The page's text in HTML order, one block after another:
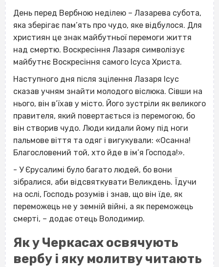
День перед Вербною неділею – Лазарева субота,
яка зберігає пам’ять про чудо, яке відбулося. Для
християн це знак майбутньої перемоги життя
над смертю. Воскресіння Лазаря символізує
майбутнє Воскресіння самого Ісуса Христа.
Наступного дня після зцілення Лазаря Ісус
сказав учням знайти молодого віслюка. Сівши на
нього, він в’їхав у місто. Його зустріли як великого
правителя, який повертається із перемогою, бо
він створив чудо. Люди кидали йому під ноги
пальмове віття та одяг і вигукували: «Осанна!
Благословений той, хто йде в ім’я Господа!».
- У Єрусалимі було багато людей, бо вони
зібралися, аби відсвяткувати Великдень. Їдучи
на ослі, Господь розумів і знав, що він їде, як
переможець не у земній війні, а як переможець
смерті, – додає отець Володимир.
Як у Черкасах освячують
вербу і яку молитву читають